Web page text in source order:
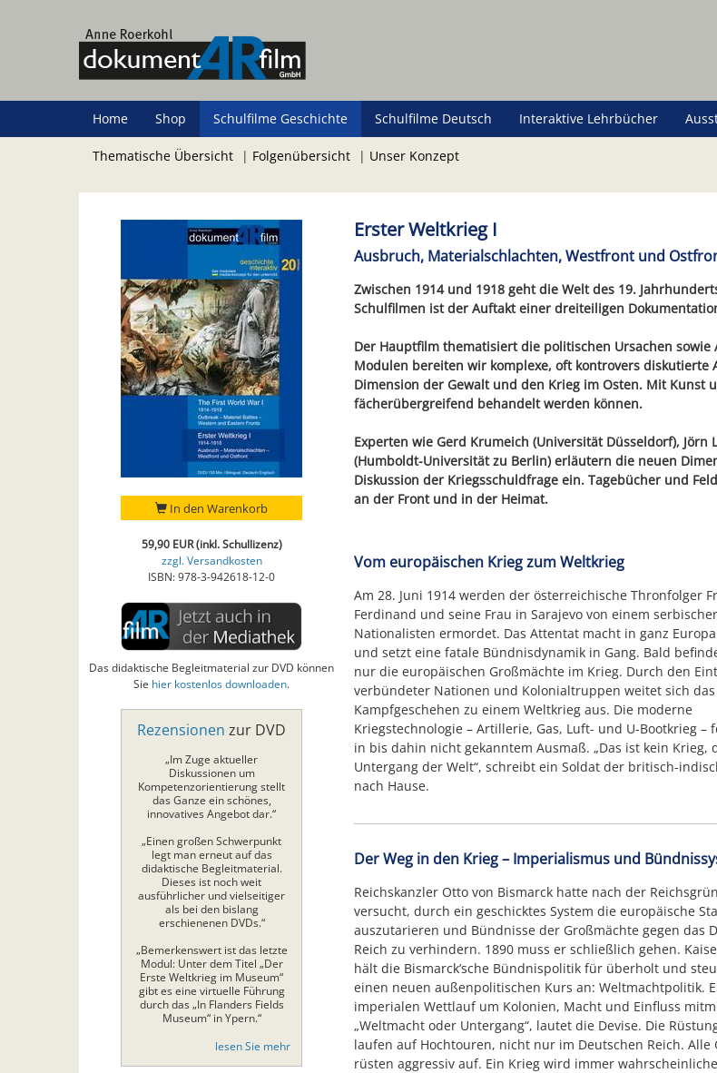
Home Shop Schulfilme Geschichte Schulfilme Deutsch Interaktive Lehrbücher
Thematische Übersicht | Folgenübersicht | Unser Konzept
In den Warenkorb
59,90 EUR (inkl. Schullizenz)
zzgl. Versandkosten
ISBN: 978-3-942618-12-0
Das didaktische Begleitmaterial zur DVD können
Sie hier kostenlos downloaden.
Rezensionen zur DVD
„Im Zuge aktueller
Diskussionen um
Kompetenzorientierung stellt
das Ganze ein schönes,
innovatives Angebot dar.“
„Einen großen Schwerpunkt
legt man erneut auf das
didaktische Begleitmaterial.
Dieses ist noch weit
ausführlicher und vielseitiger
als bei den bislang
erschienenen DVDs.“
„Bemerkenswert ist das letzte
Modul: Unter dem Titel „Der
Erste Weltkrieg im Museum“
gibt es eine virtuelle Führung
durch das „In Flanders Fields
Museum“ in Ypern.“
lesen Sie mehr
Erster Weltkrieg I
Ausbruch, Materialschlachten, Westfront und
Zwischen 1914 und 1918 geht die Welt des 19.
Schulfilmen ist der Auftakt einer dreiteiligen
Der Hauptfilm thematisiert die politischen Ursachen
Modulen bereiten wir komplexe, oft kontrovers diskutierte
Dimension der Gewalt und den Krieg im Osten. Mit
fächerübergreifend behandelt werden können.
Experten wie Gerd Krumeich (Universität Düsseldorf),
(Humboldt-Universität zu Berlin) erläutern die neuen
Diskussion der Kriegsschuldfrage ein. Tagebücher und
an der Front und in der Heimat.
Vom europäischen Krieg zum Weltkrieg
Am 28. Juni 1914 werden der österreichische Thronfolger
Ferdinand und seine Frau in Sarajevo von einem
Nationalisten ermordet. Das Attentat macht in ganz
und setzt eine fatale Bündnisdynamik in Gang. Bald
nur die europäischen Großmächte im Krieg. Durch den
verbündeter Nationen und Kolonialtruppen weitet sich das
Kampfgeschehen zu einem Weltkrieg aus. Die moderne
Kriegstechnologie – Artillerie, Gas, Luft- und U-Bootkrieg –
in bis dahin nicht gekanntem Ausmaß. „Das ist kein Krieg,
Untergang der Welt“, schreibt ein Soldat der britisch-
nach Hause.
Der Weg in den Krieg – Imperialismus und
Reichskanzler Otto von Bismarck hatte nach der
versucht, durch ein geschicktes System die europäische
auszutarieren und Bündnisse der Großmächte gegen das
Reich zu verhindern. 1890 muss er schließlich gehen.
hält die Bismarck’sche Bündnispolitik für überholt und
einen neuen außenpolitischen Kurs an: Weltmachtpolitik.
imperialen Wettlauf um Kolonien, Macht und Einfluss
„Weltmacht oder Untergang“, lautet die Devise. Die
laufen auf Hochtouren, nicht nur im Deutschen Reich. Alle
rüsten aggressiv auf. Ein Krieg wird immer